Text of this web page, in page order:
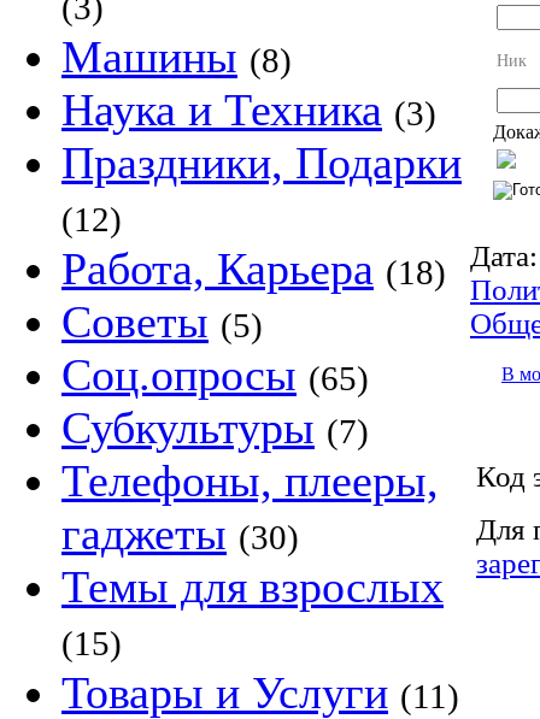
Машины (8)
Наука и Техника (3)
Праздники, Подарки
(12)
Работа, Карьера (18)
Советы (5)
Соц.опросы (65)
Субкультуры (7)
Телефоны, плееры,
гаджеты (30)
Темы для взрослых
(15)
Товары и Услуги (11)
Ник
Дата:
В
Код
Для